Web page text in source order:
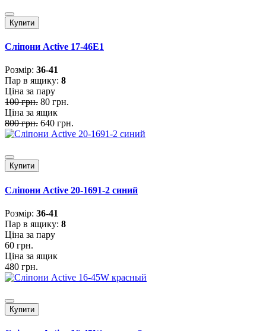
Купити
Сліпони Active 17-46E1
Розмiр: 36-41
Пар в ящику: 8
Ціна за пару
100 грн. 80 грн.
Ціна за ящик
800 грн. 640 грн.
Купити
Сліпони Active 20-1691-2 синий
Розмiр: 36-41
Пар в ящику: 8
Ціна за пару
60 грн.
Ціна за ящик
480 грн.
Купити